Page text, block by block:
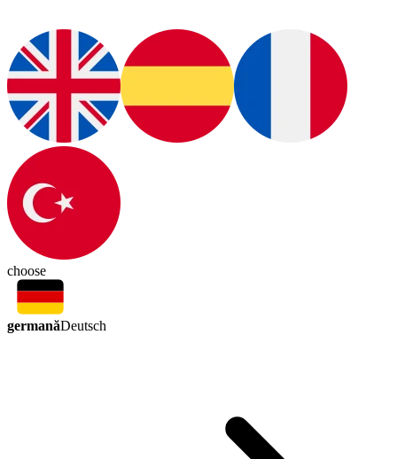
choose
germanăDeutsch